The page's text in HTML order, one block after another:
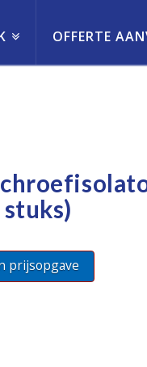
OFFERTE
stuks)
prijsopgave